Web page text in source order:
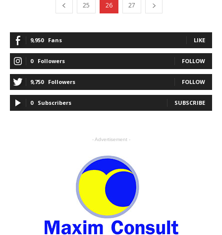
25 26 27
9,950 Fans LIKE
0 Followers FOLLOW
9,750 Followers FOLLOW
0 Subscribers SUBSCRIBE
- Advertisement -